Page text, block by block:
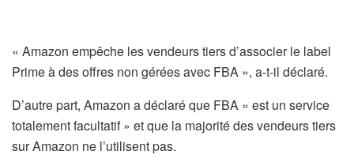
« Amazon empêche les vendeurs tiers d’associer le label
Prime à des offres non gérées avec FBA », a-t-il déclaré.
D’autre part, Amazon a déclaré que FBA « est un service
totalement facultatif » et que la majorité des vendeurs tiers
sur Amazon ne l’utilisent pas.